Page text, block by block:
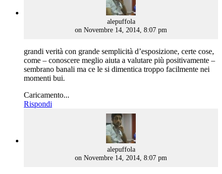
alepuffolasays:
on Novembre 14, 2014, 8:07 pm
grandi verità con grande semplicità d’esposizione, certe cose,
come – conoscere meglio aiuta a valutare più positivamente –
sembrano banali ma ce le si dimentica troppo facilmente nei
momenti bui.
Caricamento...
Rispondi
alepuffolasays:
on Novembre 14, 2014, 8:07 pm